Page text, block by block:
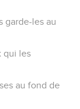
garde-les au
qui les
au fond de